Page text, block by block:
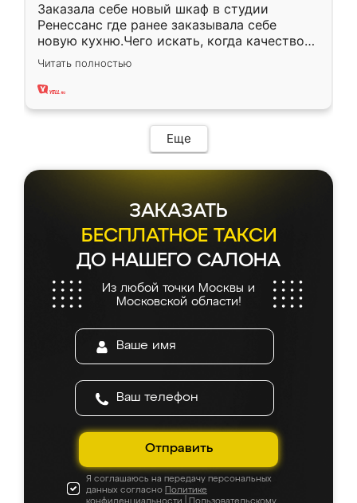
Заказала себе новый шкаф в студии
Ренессанс где ранее заказывала себе
новую кухню.Чего искать, когда качеством
вполне довольна. Служит кухня уже почти
два года, нареканий нет.
Читать полностью
Еще
ЗАКАЗАТЬ
БЕСПЛАТНОЕ ТАКСИ
ДО НАШЕГО САЛОНА
Из любой точки Москвы и
Московской области!
Отправить
Я соглашаюсь на передачу персональных
данных согласно Политике
конфиденциальности
Пользовательскому